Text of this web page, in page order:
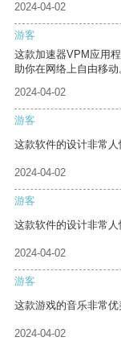
2024-04-02
游客
这款加速器VPM应用
助你在网络上自由移动
2024-04-02
游客
这款软件的设计非常人
2024-04-02
游客
这款软件的设计非常人
2024-04-02
游客
这款游戏的音乐非常优
2024-04-02